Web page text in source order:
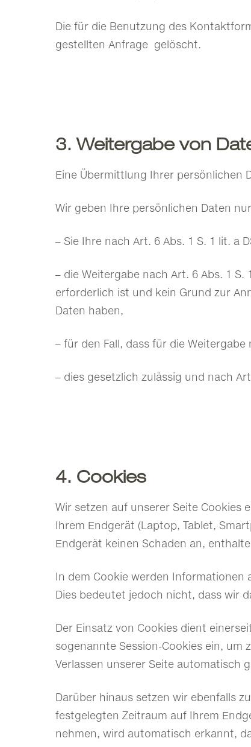
Die für die Benutzung des
gestellten Anfrage gelöscht.
3. Weitergabe von
Eine Übermittlung Ihrer persönlichen
Wir geben Ihre persönlichen Daten
– Sie Ihre nach Art. 6 Abs. 1 S. 1 lit. a
– die Weitergabe nach Art. 6 Abs. 1
erforderlich ist und kein Grund zur
Daten haben,
– für den Fall, dass für die
– dies gesetzlich zulässig und nach
4. Cookies
Wir setzen auf unserer Seite Cookies
Ihrem Endgerät (Laptop, Tablet,
Endgerät keinen Schaden an,
In dem Cookie werden Informationen
Dies bedeutet jedoch nicht, dass wir
Der Einsatz von Cookies dient
sogenannte Session-Cookies ein, um
Verlassen unserer Seite automatisch
Darüber hinaus setzen wir ebenfalls
festgelegten Zeitraum auf Ihrem
nehmen, wird automatisch erkannt,